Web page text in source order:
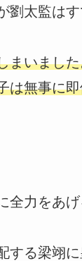
劉太監は
まいまし
は無事に
全力をあ
する梁翊